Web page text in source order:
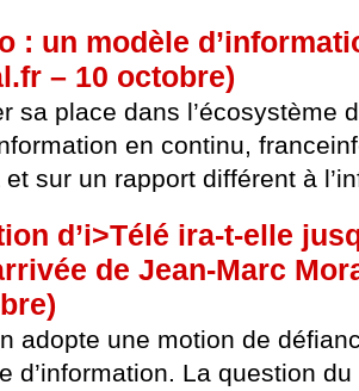
: un modèle
– 10 octobre)
sa place dans l’écosystème
en continu,
sur un rapport différent à
d’i>Télé ira-t-elle
de Jean-Marc
adopte une motion de
d’information. La question